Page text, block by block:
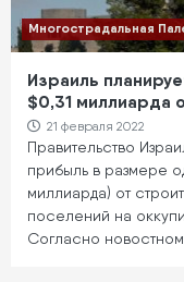
Многострадальная
Израиль
$0,31 миллиарда
21 февраля 2022
Правительство
прибыль в размере
миллиарда) от
поселений на
Согласно